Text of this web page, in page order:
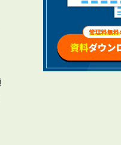
４つの強み
報酬と独自の保
手続きの流れ
賃料査定につい